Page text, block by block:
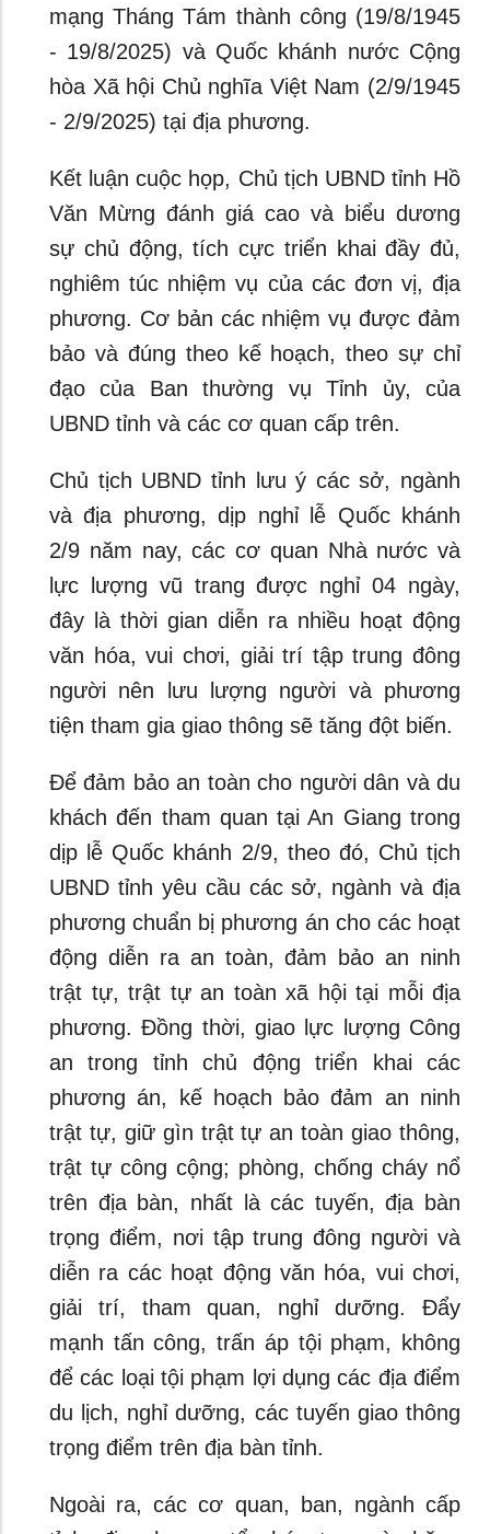
mạng Tháng Tám thành công (19/8/1945
- 19/8/2025) và Quốc khánh nước Cộng
hòa Xã hội Chủ nghĩa Việt Nam (2/9/1945
- 2/9/2025) tại địa phương.
Kết luận cuộc họp, Chủ tịch UBND tỉnh Hồ
Văn Mừng đánh giá cao và biểu dương
sự chủ động, tích cực triển khai đầy đủ,
nghiêm túc nhiệm vụ của các đơn vị, địa
phương. Cơ bản các nhiệm vụ được đảm
bảo và đúng theo kế hoạch, theo sự chỉ
đạo của Ban thường vụ Tỉnh ủy, của
UBND tỉnh và các cơ quan cấp trên.
Chủ tịch UBND tỉnh lưu ý các sở, ngành
và địa phương, dịp nghỉ lễ Quốc khánh
2/9 năm nay, các cơ quan Nhà nước và
lực lượng vũ trang được nghỉ 04 ngày,
đây là thời gian diễn ra nhiều hoạt động
văn hóa, vui chơi, giải trí tập trung đông
người nên lưu lượng người và phương
tiện tham gia giao thông sẽ tăng đột biến.
Để đảm bảo an toàn cho người dân và du
khách đến tham quan tại An Giang trong
dịp lễ Quốc khánh 2/9, theo đó, Chủ tịch
UBND tỉnh yêu cầu các sở, ngành và địa
phương chuẩn bị phương án cho các hoạt
động diễn ra an toàn, đảm bảo an ninh
trật tự, trật tự an toàn xã hội tại mỗi địa
phương. Đồng thời, giao lực lượng Công
an trong tỉnh chủ động triển khai các
phương án, kế hoạch bảo đảm an ninh
trật tự, giữ gìn trật tự an toàn giao thông,
trật tự công cộng; phòng, chống cháy nổ
trên địa bàn, nhất là các tuyến, địa bàn
trọng điểm, nơi tập trung đông người và
diễn ra các hoạt động văn hóa, vui chơi,
giải trí, tham quan, nghỉ dưỡng. Đẩy
mạnh tấn công, trấn áp tội phạm, không
để các loại tội phạm lợi dụng các địa điểm
du lịch, nghỉ dưỡng, các tuyến giao thông
trọng điểm trên địa bàn tỉnh.
Ngoài ra, các cơ quan, ban, ngành cấp